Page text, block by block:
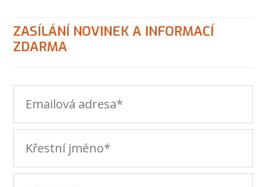
ZASÍLÁNÍ NOVINEK A INFORMACÍ
ZDARMA